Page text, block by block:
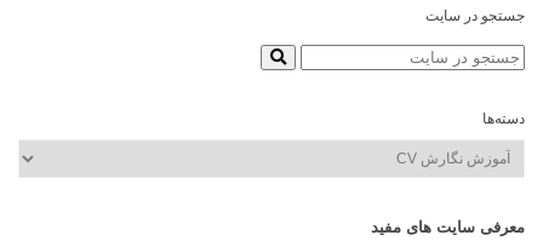
جستجو در سایت
دسته‌ها
دسته‌ها
معرفی سایت های مفید